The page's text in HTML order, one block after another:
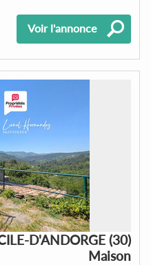
Voir l'annonce
D'ANDORGE (30)
Maison